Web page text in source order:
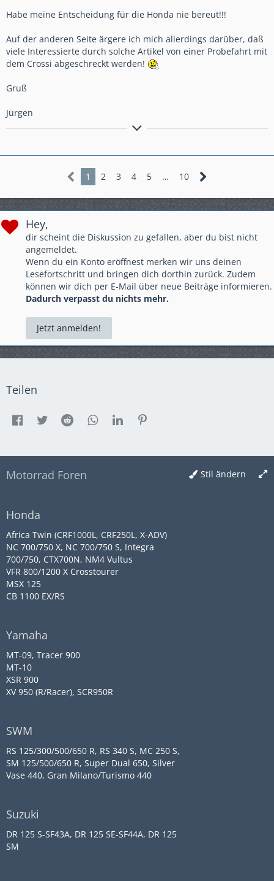
Habe meine Entscheidung für die Honda nie bereut!!!
Auf der anderen Seite ärgere ich mich allerdings darüber, daß
viele Interessierte durch solche Artikel von einer Probefahrt mit
dem Crossi abgeschreckt werden!
Gruß
Jürgen
Honda Crosstourer silber Bj.12 mit Schaltgetriebe, Eigenbau-
Endurofußrasten, Motorschutzplatte, Steckdose, aufgepolsterte
Sitzbank von Jungbluth, Oxford Griffheizung, Becker-Navi und
Lenkererhöhung von Voigt
1 2 3 4 5 … 10
Hey,
dir scheint die Diskussion zu gefallen, aber du bist nicht
angemeldet.
Wenn du ein Konto eröffnest merken wir uns deinen
Lesefortschritt und bringen dich dorthin zurück. Zudem
können wir dich per E-Mail über neue Beiträge informieren.
Dadurch verpasst du nichts mehr.
Jetzt anmelden!
Teilen
Stil ändern
Motorrad Foren
Honda
Africa Twin (CRF1000L, CRF250L, X-ADV)
NC 700/750 X, NC 700/750 S, Integra
700/750, CTX700N, NM4 Vultus
VFR 800/1200 X Crosstourer
MSX 125
CB 1100 EX/RS
Yamaha
MT-09, Tracer 900
MT-10
XSR 900
XV 950 (R/Racer), SCR950R
SWM
RS 125/300/500/650 R, RS 340 S, MC 250 S,
SM 125/500/650 R, Super Dual 650, Silver
Vase 440, Gran Milano/Turismo 440
Suzuki
DR 125 S-SF43A, DR 125 SE-SF44A, DR 125
SM